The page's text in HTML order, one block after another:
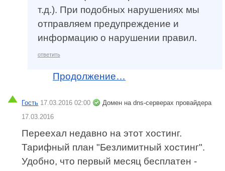
т.д.). При подобных нарушениях мы
отправляем предупреждение и
информацию о нарушении правил.
ответить
Продолжение…
Гость 17.03.2016 02:00
Домен на dns-серверах провайдера
17.03.2016
Переехал недавно на этот хостинг.
Тарифный план "Безлимитный хостинг".
Удобно, что первый месяц бесплатен -